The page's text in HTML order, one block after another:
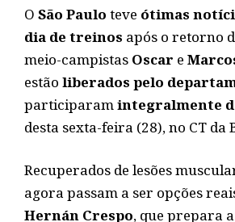
O São Paulo teve ótimas
dia de treinos após o retorno
meio-campistas Oscar e
estão liberados pelo
participaramintegralmente
desta sexta-feira (28), no CT da
Recuperados de lesões
agora passam a ser opções
Hernán Crespo, que prepara